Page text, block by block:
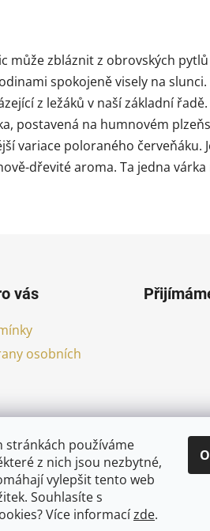
stránkách používáme
z nich jsou nezbytné,
vylepšit tento web
Souhlasíte s
Více informacízde.
může zbláznit z obrovských pytlů
spokojeně visely na slunci.
z ležáků v naší základní řadě.
postavená na humnovém
variace poloraného červeňáku.
dřevité aroma. Ta jedna
vás
osobních